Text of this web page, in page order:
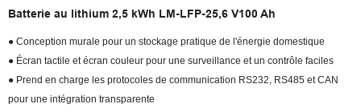
Batterie au lithium 2,5 kWh LM-LFP-25,6 V100 Ah
● Conception murale pour un stockage pratique de l'énergie domestique
● Écran tactile et écran couleur pour une surveillance et un contrôle faciles
● Prend en charge les protocoles de communication RS232, RS485 et CAN
pour une intégration transparente